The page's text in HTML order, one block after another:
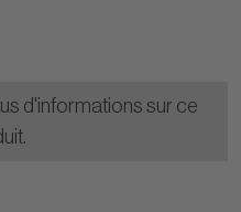
d'informations sur ce